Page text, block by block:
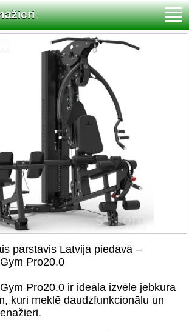
pārstāvis Latvijā piedāvā –
Pro20.0
Pro20.0 ir ideāla izvēle jebkura
kuri meklē daudzfunkcionālu un